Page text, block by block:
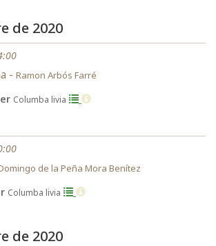
de 2020
- Ramon Arbós Farré
Columba livia
de la Peña Mora Benítez
Columba livia
de 2020